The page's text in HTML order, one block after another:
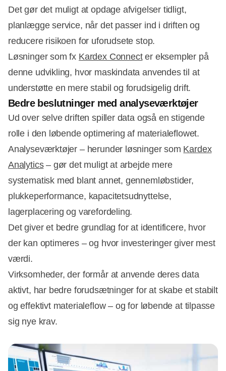
Det gør det muligt at opdage afvigelser tidligt,
planlægge service, når det passer ind i driften og
reducere risikoen for uforudsete stop.
Løsninger som fx Kardex Connecter eksempler på
denne udvikling, hvor maskindata anvendes til at
understøtte en mere stabil og forudsigelig drift.
Bedre beslutninger med analyseværktøjer
Ud over selve driften spiller data også en stigende
rolle i den løbende optimering af materialeflowet.
Analyseværktøjer – herunder løsninger som Kardex
Analytics– gør det muligt at arbejde mere
systematisk med blant annet, gennemløbstider,
plukkeperformance, kapacitetsudnyttelse,
lagerplacering og varefordeling.
Det giver et bedre grundlag for at identificere, hvor
der kan optimeres – og hvor investeringer giver mest
værdi.
Virksomheder, der formår at anvende deres data
aktivt, har bedre forudsætninger for at skabe et stabilt
og effektivt materialeflow – og for løbende at tilpasse
sig nye krav.